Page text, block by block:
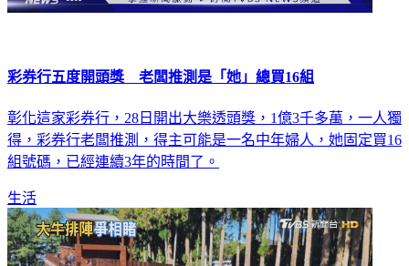
彩券行五度開頭獎 老闆推測是「她」總買16組
彰化這家彩券行，28日開出大樂透頭獎，1億3千多萬，一人獨
得，彩券行老闆推測，得主可能是一名中年婦人，她固定買16
組號碼，已經連續3年的時間了。
生活